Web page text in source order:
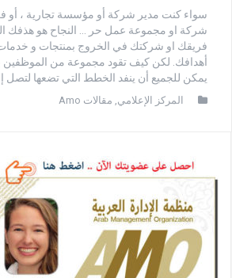
سواء كنت مدير شركة أو مؤسسة تجارية ،
شركة او مجموعة عمل حر … النجاح هو هذفك
فريقك او شركتك في الخروج بمنتجات و خدمات
أهدافك. لكن كيف تقود مجموعة من الموظفين
يمكن للجميع أن ينفد الخطط التي تضعها لتصل
المركز الإعلامي , مقالات Amo